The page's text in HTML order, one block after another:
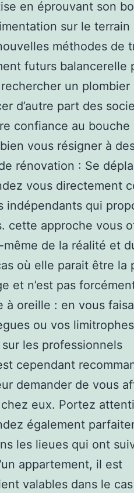
en éprouvant son
sur le terrain
méthodes de
futurs balancerelle
un plombier
d’autre part des
confiance au bouche
vous résigner à
rénovation : Se
vous directement
indépendants qui
cette approche vous
de la réalité et
où elle parait être la
et n’est pas
à oreille : en vous
ou vos
les professionnels
cependant
demander de vous
eux. Portez
également
les lieues qui ont
appartement, il est
valables dans le